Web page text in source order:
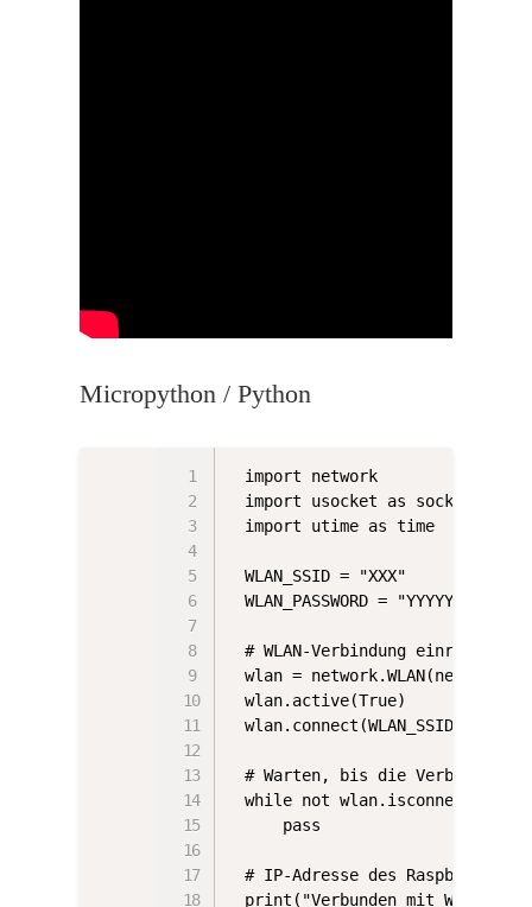
Micropython / Python
import network
import usocket as socket
import utime as time
WLAN_SSID = "XXX"
WLAN_PASSWORD = "YYYYY"
# WLAN-Verbindung einrichten
wlan =
wlan.active(True)
wlan.connect(WLAN_SSID,
# Warten, bis die
while not wlan.isconnected():
    pass
# IP-Adresse des Raspberry Pi
print("Verbunden mit WLAN.